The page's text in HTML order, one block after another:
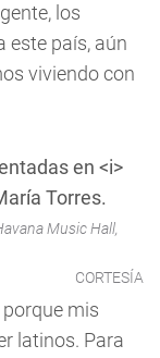
los
este país, aún
viviendo con
Music Hall,
CORTESÍA
porque mis
latinos. Para